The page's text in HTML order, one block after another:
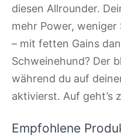
diesen Allrounder.
mehr Power,
– mit fetten Gains
Schweinehund? Der
während du auf
aktivierst. Auf geht’s
Empfohlene